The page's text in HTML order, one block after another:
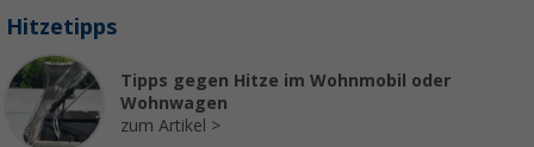
Hitzetipps
Tipps gegen Hitze im Wohnmobil oder
Wohnwagen
zum Artikel